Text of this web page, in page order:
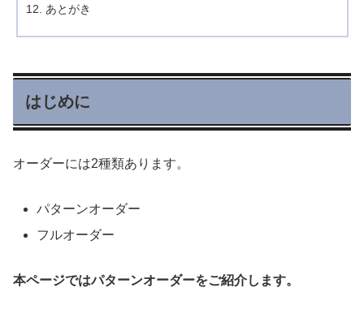
あとがき
はじめに
オーダーには2種類あります。
パターンオーダー
フルオーダー
本ページではパターンオーダーをご紹介します。